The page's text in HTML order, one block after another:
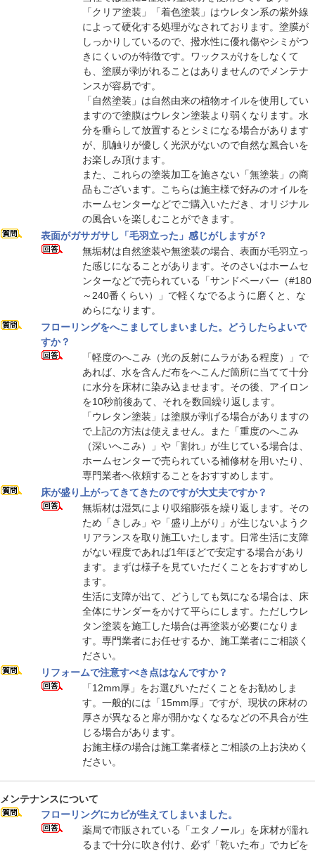
「クリア塗装」「着色塗装」はウレタン系の紫外線
によって硬化する処理がなされております。塗膜が
しっかりしているので、撥水性に優れ傷やシミがつ
きにくいのが特徴です。ワックスがけをしなくて
も、塗膜が剥がれることはありませんのでメンテナ
ンスが容易です。
「自然塗装」は自然由来の植物オイルを使用してい
ますので塗膜はウレタン塗装より弱くなります。水
分を垂らして放置するとシミになる場合があります
が、肌触りが優しく光沢がないので自然な風合いを
お楽しみ頂けます。
また、これらの塗装加工を施さない「無塗装」の商
品もございます。こちらは施主様で好みのオイルを
ホームセンターなどでご購入いただき、オリジナル
の風合いを楽しむことができます。
表面がガサガサし「毛羽立った」感じがしますが？
無垢材は自然塗装や無塗装の場合、表面が毛羽立っ
た感じになることがあります。そのさいはホームセ
ンターなどで売られている「サンドペーパー（#180
～240番くらい）」で軽くなでるように磨くと、な
めらになります。
フローリングをへこましてしまいました。どうしたらよいで
すか？
「軽度のへこみ（光の反射にムラがある程度）」で
あれば、水を含んだ布をへこんだ箇所に当てて十分
に水分を床材に染み込ませます。その後、アイロン
を10秒前後あて、それを数回繰り返します。
「ウレタン塗装」は塗膜が剥げる場合がありますの
で上記の方法は使えません。また「重度のへこみ
（深いへこみ）」や「割れ」が生じている場合は、
ホームセンターで売られている補修材を用いたり、
専門業者へ依頼することをおすすめします。
床が盛り上がってきてきたのですが大丈夫ですか？
無垢材は湿気により収縮膨張を繰り返します。その
ため「きしみ」や「盛り上がり」が生じないようク
リアランスを取り施工いたします。日常生活に支障
がない程度であれば1年ほどで安定する場合があり
ます。まずは様子を見ていただくことをおすすめし
ます。
生活に支障が出て、どうしても気になる場合は、床
全体にサンダーをかけて平らにします。ただしウレ
タン塗装を施工した場合は再塗装が必要になりま
す。専門業者にお任せするか、施工業者にご相談く
ださい。
リフォームで注意すべき点はなんですか？
「12mm厚」をお選びいただくことをお勧めしま
す。一般的には「15mm厚」ですが、現状の床材の
厚さが異なると扉が開かなくなるなどの不具合が生
じる場合があります。
お施主様の場合は施工業者様とご相談の上お決めく
ださい。
メンテナンスについて
フローリングにカビが生えてしまいました。
薬局で市販されている「エタノール」を床材が濡れ
るまで十分に吹き付け、必ず「乾いた布」でカビを